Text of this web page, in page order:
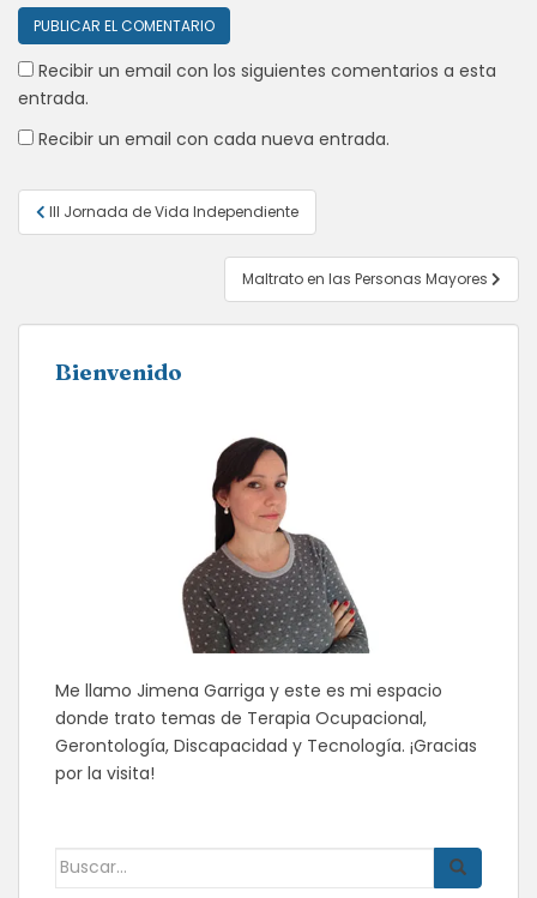
Recibir un email con los siguientes comentarios a esta
entrada.
Recibir un email con cada nueva entrada.
Navegación
de
III Jornada de Vida Independiente
Maltrato en las Personas Mayores
Bienvenido
Me llamo Jimena Garriga y este es mi espacio
donde trato temas de Terapia Ocupacional,
Gerontología, Discapacidad y Tecnología. ¡Gracias
por la visita!
Buscar: